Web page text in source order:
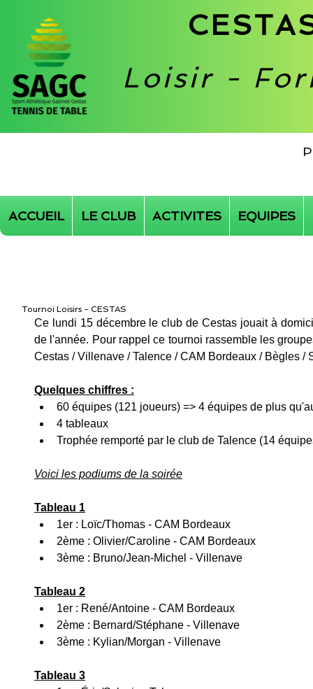
Loisir -
ACCUEIL LE CLUB ACTIVITES EQUIPES
Tournoi Loisirs - CESTAS
Ce lundi 15 décembre le club de Cestas jouait à
de l'année. Pour rappel ce tournoi rassemble les
Cestas / Villenave / Talence / CAM Bordeaux / Bègles /
Quelques chiffres :
60 équipes (121 joueurs) => 4 équipes de plus
4 tableaux
Trophée remporté par le club de Talence (14
Voici les podiums de la soirée
Tableau 1
1er : Loïc/Thomas - CAM Bordeaux
2ème : Olivier/Caroline - CAM Bordeaux
3ème : Bruno/Jean-Michel - Villenave
Tableau 2
1er : René/Antoine - CAM Bordeaux
2ème : Bernard/Stéphane - Villenave
3ème : Kylian/Morgan - Villenave
Tableau 3